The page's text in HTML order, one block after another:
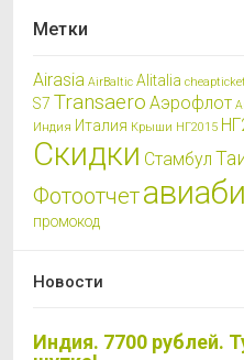
Метки
Airasia AirBaltic Alitalia
S7 Transaero Аэрофлот
Индия Италия Крыши НГ2015
Скидки Стамбул
Фотоотчет
промокод
Новости
Индия. 7700 рублей.